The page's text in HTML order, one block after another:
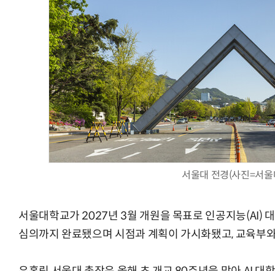
서울대 전경(사진=서
서울대학교가 2027년 3월 개원을 목표로 인공지능(AI)
심의까지 완료됐으며 시점과 계획이 가시화됐고, 교육부